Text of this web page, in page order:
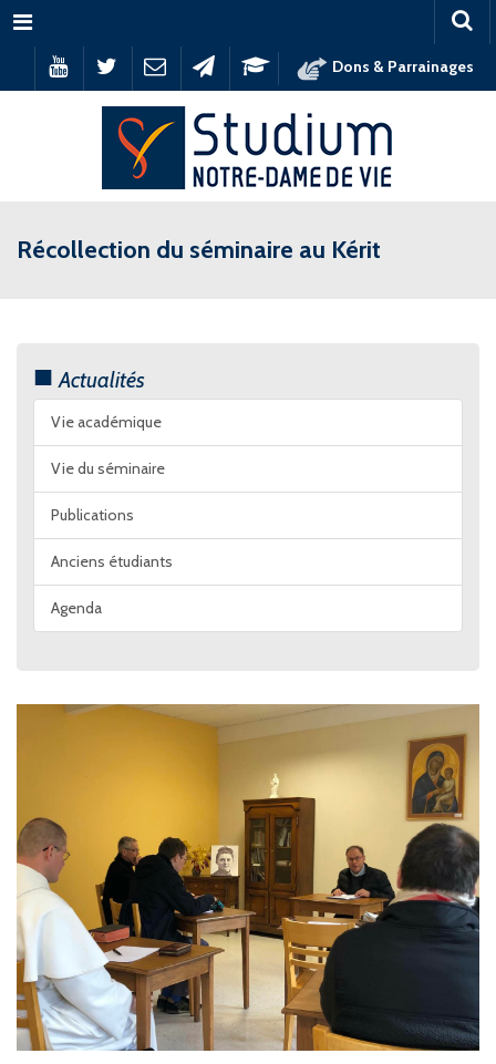
Menu
Dons & Parrainages
Récollection du séminaire au Kérit
Actualités
Vie académique
Vie du séminaire
Publications
Anciens étudiants
Agenda